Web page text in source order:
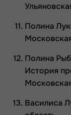
Полина
Полина
История
Василиса